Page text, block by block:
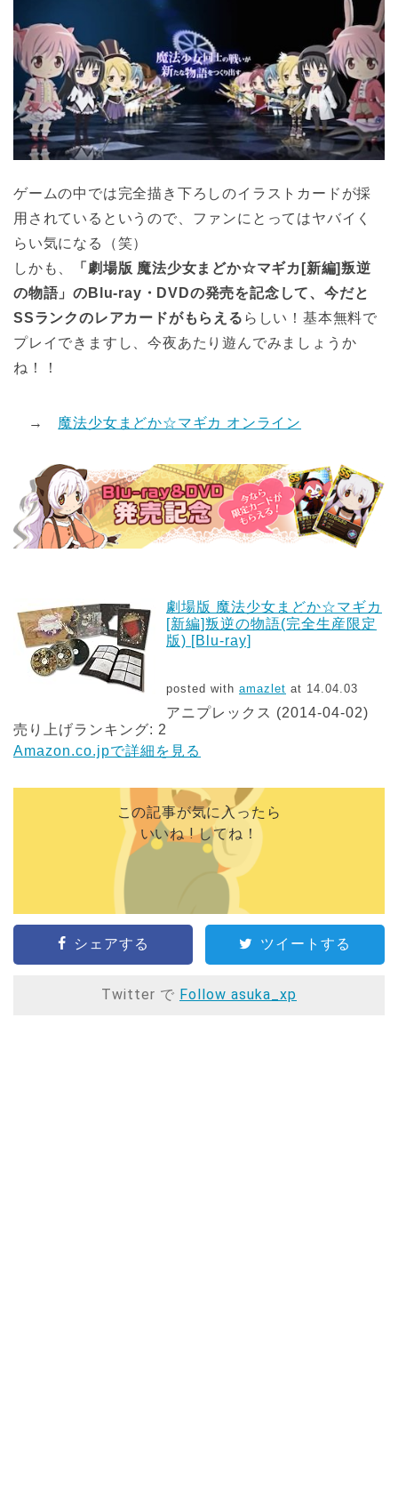
ゲームの中では完全描き下ろしのイラストカードが採
用されているというので、ファンにとってはヤバイく
らい気になる（笑）
しかも、
「劇場版 魔法少女まどか☆マギカ[新編]叛逆
の物語」のBlu-ray・DVDの発売を記念して、今だと
SSランクのレアカードがもらえる らしい！基本無料で
プレイできますし、今夜あたり遊んでみましょうか
ね！！
→ 魔法少女まどか☆マギカ オンライン
劇場版 魔法少女まどか☆マギカ
[新編]叛逆の物語(完全生産限定
版) [Blu-ray]
posted with amazlet at 14.04.03
アニプレックス (2014-04-02)
売り上げランキング: 2
Amazon.co.jpで詳細を見る
この記事が気に入ったら
いいね ! してね！
シェアする ツイートする
Twitter で Follow asuka_xp